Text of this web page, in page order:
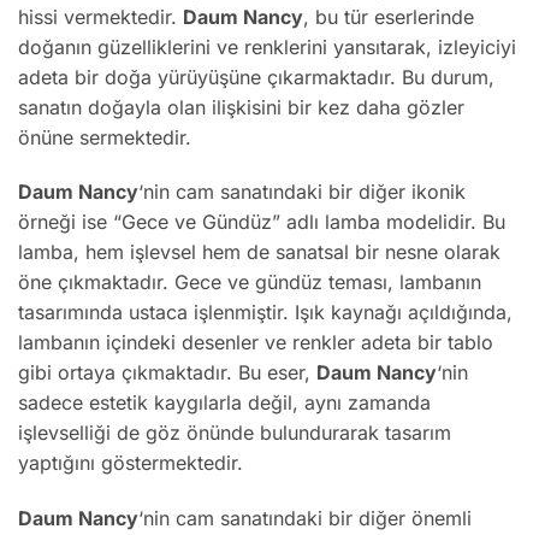
hissi vermektedir. Daum Nancy, bu tür eserlerinde
doğanın güzelliklerini ve renklerini yansıtarak, izleyiciyi
adeta bir doğa yürüyüşüne çıkarmaktadır. Bu durum,
sanatın doğayla olan ilişkisini bir kez daha gözler
önüne sermektedir.
Daum Nancy‘nin cam sanatındaki bir diğer ikonik
örneği ise “Gece ve Gündüz” adlı lamba modelidir. Bu
lamba, hem işlevsel hem de sanatsal bir nesne olarak
öne çıkmaktadır. Gece ve gündüz teması, lambanın
tasarımında ustaca işlenmiştir. Işık kaynağı açıldığında,
lambanın içindeki desenler ve renkler adeta bir tablo
gibi ortaya çıkmaktadır. Bu eser, Daum Nancy‘nin
sadece estetik kaygılarla değil, aynı zamanda
işlevselliği de göz önünde bulundurarak tasarım
yaptığını göstermektedir.
Daum Nancy‘nin cam sanatındaki bir diğer önemli